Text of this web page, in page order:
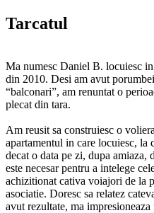
Tarcatul
Ma numesc Daniel B. locuiesc
din 2010. Desi am avut
“balconari”, am renuntat o
plecat din tara.
Am reusit sa construiesc o
apartamentul in care locuiesc, la
decat o data pe zi, dupa amiaza,
este necesar pentru a intelege
achizitionat cativa voiajori de la
asociatie. Doresc sa relatez
avut rezultate, ma impresioneaza